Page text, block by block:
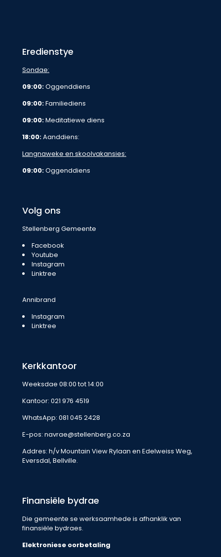
Eredienstye
Sondae:
09:00:Oggenddiens
09:00:Familiediens
09:00:Meditatiewe diens
18:00:Aanddiens:
Langnaweke en skoolvakansies:
09:00:Oggenddiens
Volg ons
Stellenberg Gemeente
Facebook
Youtube
Instagram
Linktree
Annibrand
Instagram
Linktree
Kerkkantoor
Weeksdae 08:00 tot 14:00
Kantoor: 021 976 4519
WhatsApp: 081 045 2428
E-pos: navrae@stellenberg.co.za
Addres: h/v Mountain View Rylaan en Edelweiss Weg,
Eversdal, Bellville.
Finansiële bydrae
Die gemeente se werksaamhede is afhanklik van
finansiële bydraes.
Elektroniese oorbetaling